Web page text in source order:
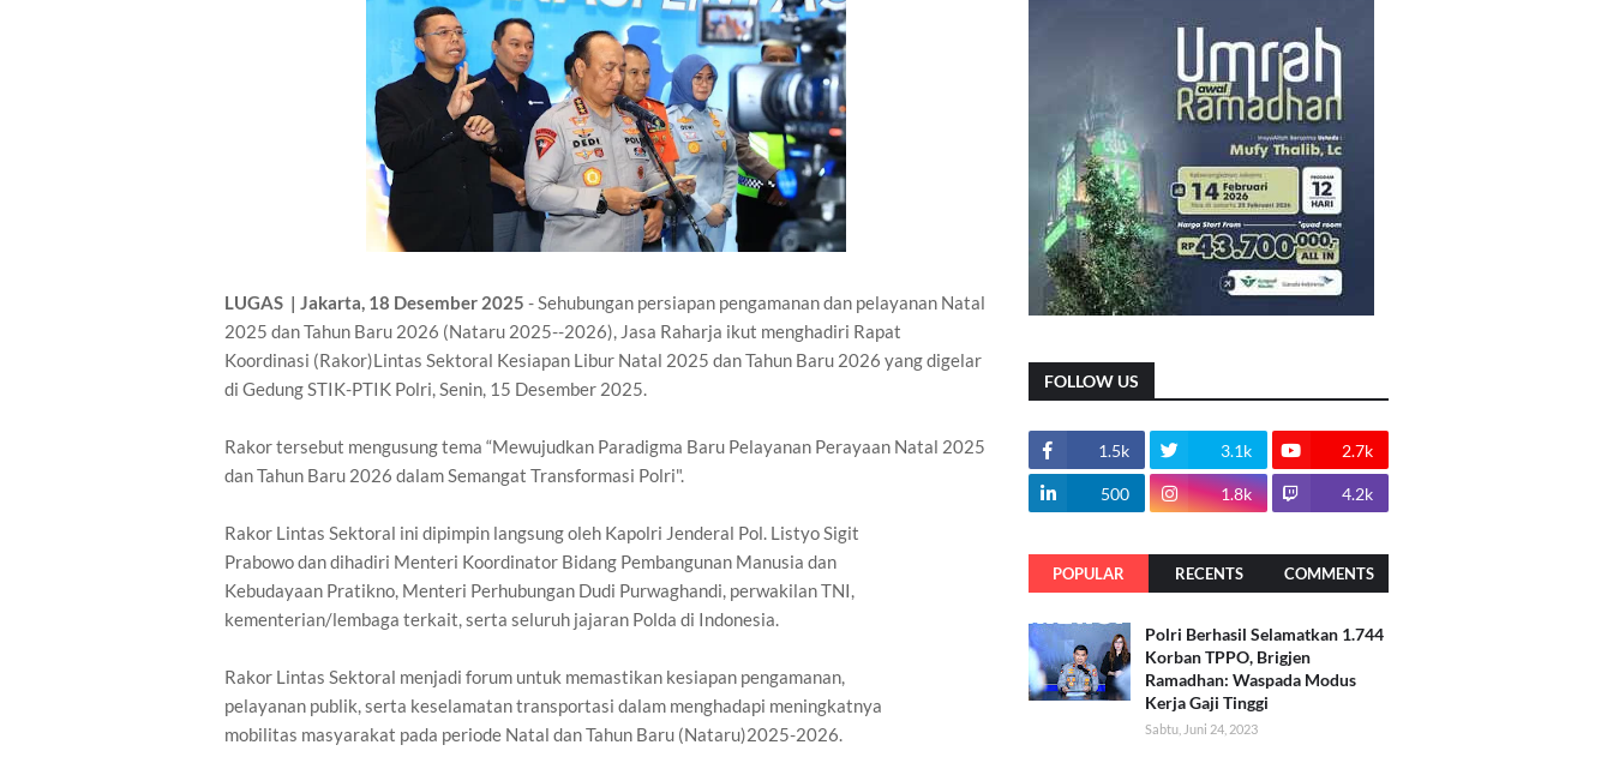
LUGAS | Jakarta, 18 Desember 2025 - Sehubungan persiapan pengamanan dan pelayanan Natal
2025 dan Tahun Baru 2026 (Nataru 2025--2026), Jasa Raharja ikut menghadiri Rapat
Koordinasi (Rakor)Lintas Sektoral Kesiapan Libur Natal 2025 dan Tahun Baru 2026 yang digelar
di Gedung STIK-PTIK Polri, Senin, 15 Desember 2025.
Rakor tersebut mengusung tema “Mewujudkan Paradigma Baru Pelayanan Perayaan Natal 2025
dan Tahun Baru 2026 dalam Semangat Transformasi Polri".
Rakor Lintas Sektoral ini dipimpin langsung oleh Kapolri Jenderal Pol. Listyo Sigit
Prabowo dan dihadiri Menteri Koordinator Bidang Pembangunan Manusia dan
Kebudayaan Pratikno, Menteri Perhubungan Dudi Purwaghandi, perwakilan TNI,
kementerian/lembaga terkait, serta seluruh jajaran Polda di Indonesia.
Rakor Lintas Sektoral menjadi forum untuk memastikan kesiapan pengamanan,
pelayanan publik, serta keselamatan transportasi dalam menghadapi meningkatnya
mobilitas masyarakat pada periode Natal dan Tahun Baru (Nataru)2025-2026.
FOLLOW US
1.5k 3.1k 2.7k
500 1.8k 4.2k
POPULAR RECENTS COMMENTS
Polri Berhasil Selamatkan 1.744
Korban TPPO, Brigjen
Ramadhan: Waspada Modus
Kerja Gaji Tinggi
Sabtu, Juni 24, 2023